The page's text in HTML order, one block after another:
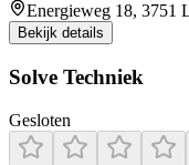
Energieweg 18, 3751
Bekijk details
Solve Techniek
Gesloten